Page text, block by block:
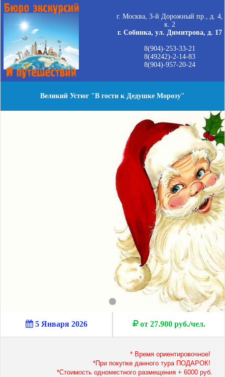
г. Москва, 3-й Дорожный пр., д. 4,
к. 2
г. Собинка, ул. Димитрова, д. 17
8(904)-253-33-21
8(49242)-2-14-83
8(904)-957-20-24
Великий Устюг "В гости к Дедушке Морозу"
5 Января 2026 от 27.900 руб./чел.
* Время ориентировочное!
*При покупке данного тура ПОДАРОК!
*Стоимость одноместного размещения + 6000 руб.